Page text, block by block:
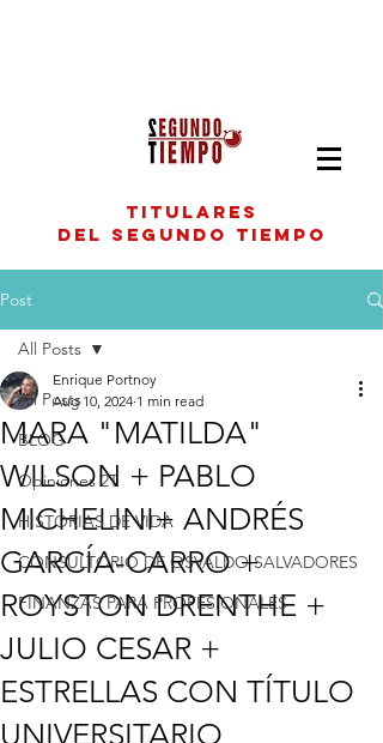
titulares
del segundo tiempo
Post
All Posts
BLOG
Opiniones 2T
HISTORIAS DE VIDA
CONSULTORIO DE OSVALDO SALVADORES
FINANZAS PARA PROFESIONALES
All Posts
MARA "MATILDA"
WILSON + PABLO
MICHELINI+ ANDRÉS
GARCÍA-CARRO +
ROYSTON DRENTHE +
JULIO CESAR +
ESTRELLAS CON TÍTULO
UNIVERSITARIO
Enrique Portnoy
Aug 10, 2024 1 min read